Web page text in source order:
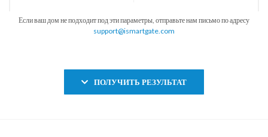
Если ваш дом не подходит под эти параметры, отправьте нам письмо по адресу
support@ismartgate.com
ПОЛУЧИТЬ РЕЗУЛЬТАТ